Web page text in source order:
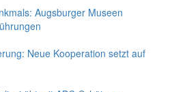
Augsburger Museen
Neue Kooperation setzt auf